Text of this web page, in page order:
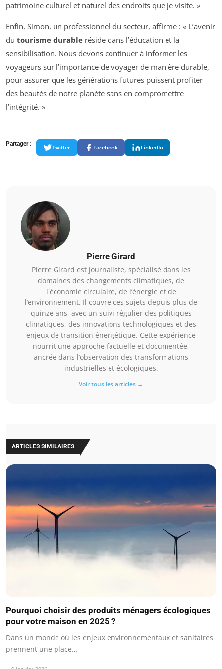
patrimoine culturel et naturel des endroits que je visite. »
Enfin, Simon, un professionnel du secteur, affirme : « L’avenir
du tourisme durable réside dans l’éducation et la
sensibilisation. Nous devons continuer à informer les
voyageurs sur l’importance de voyager de manière durable,
pour assurer que les générations futures puissent profiter
des beautés de notre planète sans en compromettre
l’intégrité. »
Partager :
Twitter Facebook LinkedIn
Pierre Girard
Pierre Girard est journaliste, spécialisé dans les
domaines des changements climatiques, de
l'économie circulaire, de l’énergie et de
l’environnement. Il couvre ces sujets depuis plus de
quinze ans, avec un suivi régulier des politiques
climatiques, des innovations technologiques et des
enjeux de transition énergétique. Cette expérience
nourrit une approche factuelle et documentée,
ancrée dans l’observation des transformations
industrielles et écologiques.
Voir tous les articles →
ARTICLES SIMILAIRES
Pourquoi choisir des produits ménagers écologiques
pour votre maison en 2025 ?
Dans un monde où les enjeux environnementaux et sanitaires
prennent une place…